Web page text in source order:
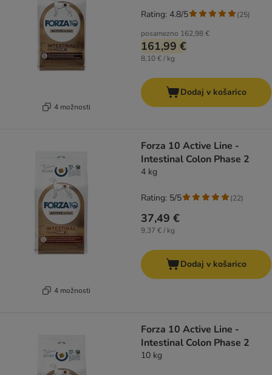
4 možnosti
posamezno 162,98 €
161,99 €
8,10 € / kg
Rating: 4.8/5 (25)
Dodaj v košarico
4 možnosti
Forza 10 Active Line -
Intestinal Colon Phase 2
4 kg
37,49 €
9,37 € / kg
Rating: 5/5 (22)
Dodaj v košarico
Forza 10 Active Line -
Intestinal Colon Phase 2
10 kg